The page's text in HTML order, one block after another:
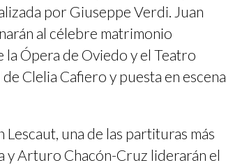
por Giuseppe Verdi. Juan
al célebre matrimonio
Ópera de Oviedo y el Teatro
Clelia Cafiero y puesta en escena
una de las partituras más
y Arturo Chacón-Cruz liderarán el